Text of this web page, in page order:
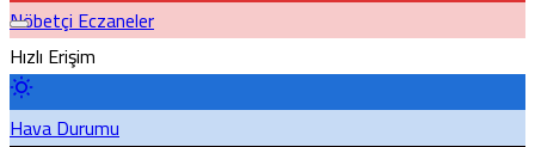
Nöbetçi Eczaneler
Hızlı Erişim
Hava Durumu